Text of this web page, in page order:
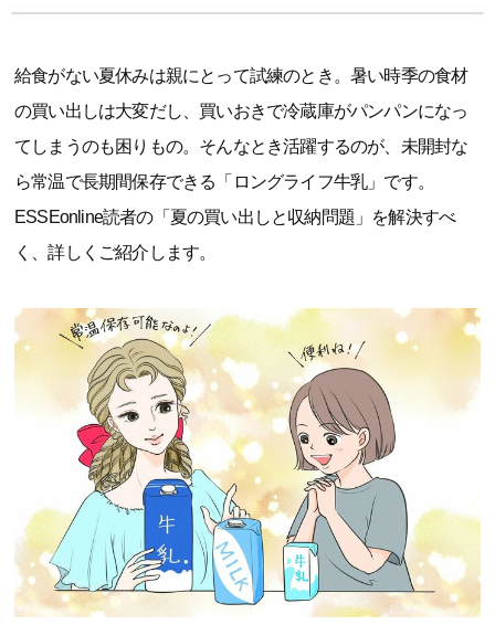
給食がない夏休みは親にとって試練のとき。暑い時季の食材
の買い出しは大変だし、買いおきで冷蔵庫がパンパンになっ
てしまうのも困りもの。そんなとき活躍するのが、未開封な
ら常温で長期間保存できる「ロングライフ牛乳」です。
ESSEonline読者の「夏の買い出しと収納問題」を解決すべ
く、詳しくご紹介します。